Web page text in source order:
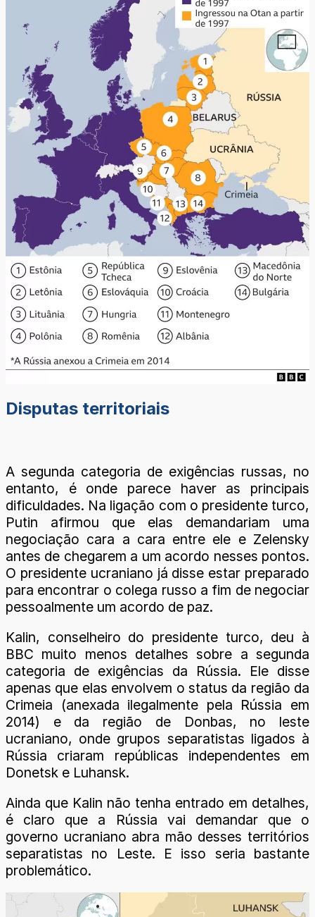
Disputas territoriais
A segunda categoria de exigências russas, no
entanto, é onde parece haver as principais
dificuldades. Na ligação com o presidente turco,
Putin afirmou que elas demandariam uma
negociação cara a cara entre ele e Zelensky
antes de chegarem a um acordo nesses pontos.
O presidente ucraniano já disse estar preparado
para encontrar o colega russo a fim de negociar
pessoalmente um acordo de paz.
Kalin, conselheiro do presidente turco, deu à
BBC muito menos detalhes sobre a segunda
categoria de exigências da Rússia. Ele disse
apenas que elas envolvem o status da região da
Crimeia (anexada ilegalmente pela Rússia em
2014) e da região de Donbas, no leste
ucraniano, onde grupos separatistas ligados à
Rússia criaram repúblicas independentes em
Donetsk e Luhansk.
Ainda que Kalin não tenha entrado em detalhes,
é claro que a Rússia vai demandar que o
governo ucraniano abra mão desses territórios
separatistas no Leste. E isso seria bastante
problemático.